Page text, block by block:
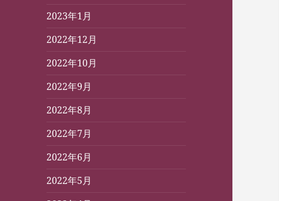
2023年1月
2022年12月
2022年10月
2022年9月
2022年8月
2022年7月
2022年6月
2022年5月